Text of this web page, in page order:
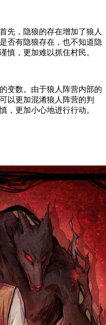
先，隐狼的存在增加了狼人
否有隐狼存在，也不知道隐
慎，更加难以抓住村民。
变数。由于狼人阵营内部的
以更加混淆狼人阵营的判
，更加小心地进行行动。